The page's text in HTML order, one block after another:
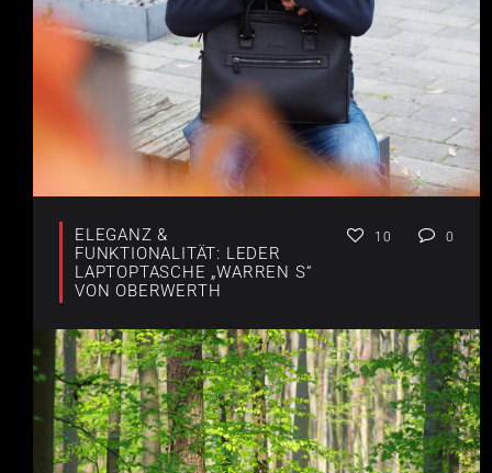
ELEGANZ &
FUNKTIONALITÄT: LEDER
LAPTOPTASCHE „WARREN S“
VON OBERWERTH
10 0